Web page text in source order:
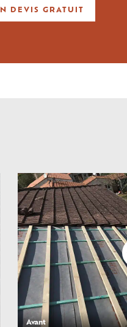
DEVIS GRATUIT
Avant